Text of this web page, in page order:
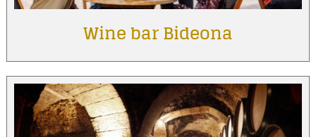
Wine bar Bideona